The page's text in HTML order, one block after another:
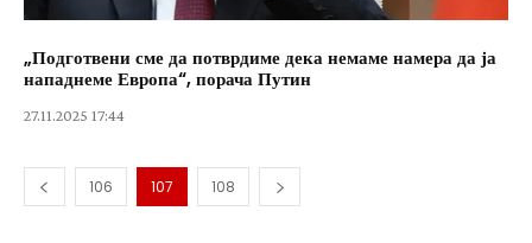
„Подготвени сме да потврдиме дека немаме намера да ја
нападнеме Европа“, порача Путин
27.11.2025 17:44
106 107 108